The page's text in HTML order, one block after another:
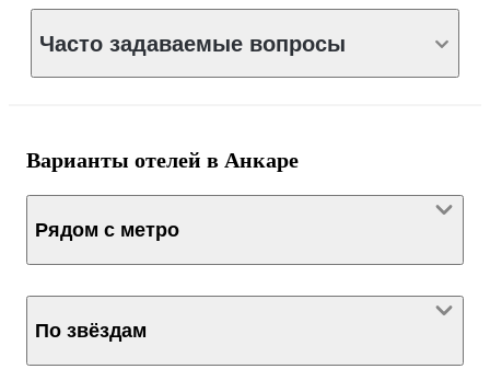
Часто задаваемые вопросы
Варианты отелей в Анкаре
Рядом с метро
По звёздам